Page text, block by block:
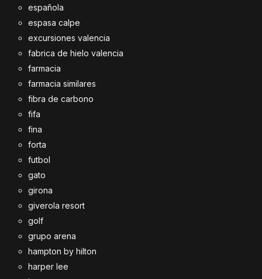
española
espasa calpe
excursiones valencia
fabrica de hielo valencia
farmacia
farmacia similares
fibra de carbono
fifa
fina
forta
futbol
gato
girona
giverola resort
golf
grupo arena
hampton by hilton
harper lee